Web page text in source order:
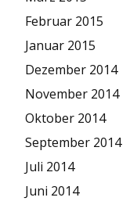
Februar 2015
Januar 2015
Dezember 2014
November 2014
Oktober 2014
September 2014
Juli 2014
Juni 2014